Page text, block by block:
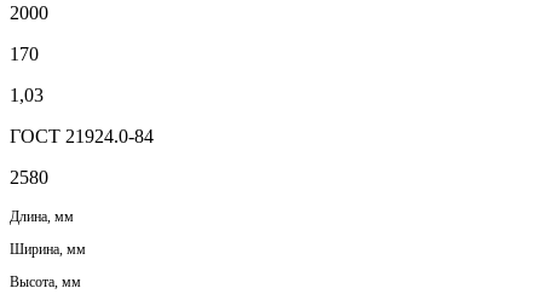
2000
170
1,03
ГОСТ 21924.0-84
2580
Длина, мм
Ширина, мм
Высота, мм